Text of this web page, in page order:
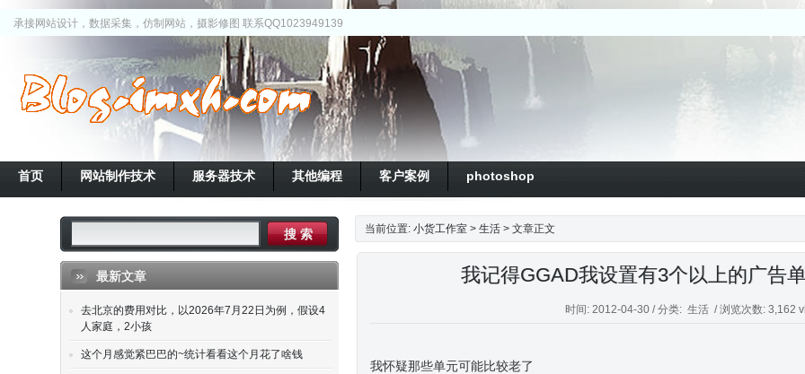
承接网站设计，数据采集，仿制网站，摄影修图 联系QQ1023949139
首页 网站制作技术 服务器技术 其他编程 客户案例 photoshop
当前位置:小货工作室 >生活 > 文章正文
我记得GGAD我设置有3个以上的广告
时间: 2012-04-30 / 分类: 生活 / 浏览次数: 3,162
我怀疑那些单元可能比较老了
最新文章
去北京的费用对比，以2026年7月22日为例，假设4
人家庭，2小孩
这个月感觉紧巴巴的~统计看看这个月花了啥钱